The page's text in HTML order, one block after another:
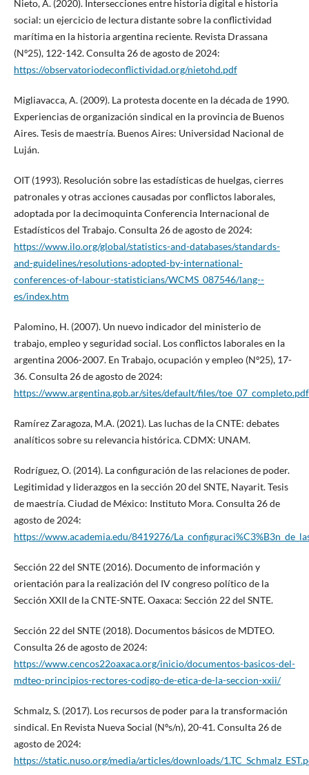
Nieto, A. (2020). Intersecciones entre historia digital e historia
social: un ejercicio de lectura distante sobre la conflictividad
marítima en la historia argentina reciente. Revista Drassana
(Nº25), 122-142. Consulta 26 de agosto de 2024:
https://observatoriodeconflictividad.org/nietohd.pdf
Migliavacca, A. (2009). La protesta docente en la década de 1990.
Experiencias de organización sindical en la provincia de Buenos
Aires. Tesis de maestría. Buenos Aires: Universidad Nacional de
Luján.
OIT (1993). Resolución sobre las estadísticas de huelgas, cierres
patronales y otras acciones causadas por conflictos laborales,
adoptada por la decimoquinta Conferencia Internacional de
Estadísticos del Trabajo. Consulta 26 de agosto de 2024:
https://www.ilo.org/global/statistics-and-databases/standards-
and-guidelines/resolutions-adopted-by-international-
conferences-of-labour-statisticians/WCMS_087546/lang--
es/index.htm
Palomino, H. (2007). Un nuevo indicador del ministerio de
trabajo, empleo y seguridad social. Los conflictos laborales en la
argentina 2006-2007. En Trabajo, ocupación y empleo (Nº25), 17-
36. Consulta 26 de agosto de 2024:
https://www.argentina.gob.ar/sites/default/files/toe_07_completo.pdf
Ramírez Zaragoza, M.A. (2021). Las luchas de la CNTE: debates
analíticos sobre su relevancia histórica. CDMX: UNAM.
Rodríguez, O. (2014). La configuración de las relaciones de poder.
Legitimidad y liderazgos en la sección 20 del SNTE, Nayarit. Tesis
de maestría. Ciudad de México: Instituto Mora. Consulta 26 de
agosto de 2024:
https://www.academia.edu/8419276/
Sección 22 del SNTE (2016). Documento de información y
orientación para la realización del IV congreso político de la
Sección XXII de la CNTE-SNTE. Oaxaca: Sección 22 del SNTE.
Sección 22 del SNTE (2018). Documentos básicos de MDTEO.
Consulta 26 de agosto de 2024:
https://www.cencos22oaxaca.org/inicio/documentos-basicos-del-
mdteo-principios-rectores-codigo-de-etica-de-la-seccion-xxii/
Schmalz, S. (2017). Los recursos de poder para la transformación
sindical. En Revista Nueva Social (Nºs/n), 20-41. Consulta 26 de
agosto de 2024:
https://static.nuso.org/media/articles/downloads/